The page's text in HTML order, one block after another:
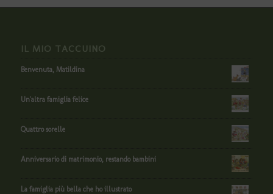
IL MIO TACCUINO
Benvenuta, Matildina
Un'altra famiglia felice
Quattro sorelle
Anniversario di matrimonio, restando bambini
La famiglia più bella che ho illustrato